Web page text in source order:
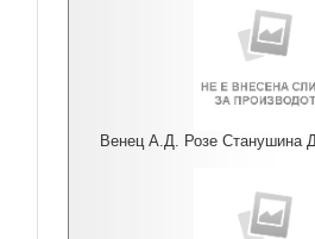
Венец А.Д. Розе Станушина